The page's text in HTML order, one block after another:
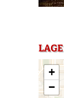
+
−